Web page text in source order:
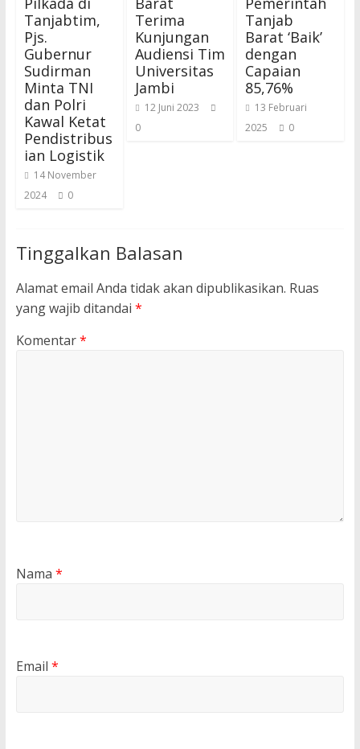
Tanjabtim,
Pjs.
Gubernur
Sudirman
Minta TNI
dan Polri
Kawal Ketat
Pendistribus
ian Logistik
14 November
2024
0
Terima
Kunjungan
Audiensi Tim
Universitas
Jambi
12 Juni 2023
0
Tanjab
Barat ‘Baik’
dengan
Capaian
85,76%
13 Februari
2025
0
Tinggalkan Balasan
Alamat email Anda tidak akan dipublikasikan. Ruas
yang wajib ditandai *
Komentar*
Nama *
Email *